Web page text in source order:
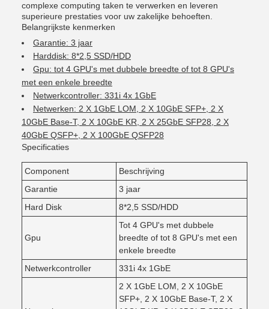
complexe computing taken te verwerken en leveren
superieure prestaties voor uw zakelijke behoeften.
Belangrijkste kenmerken
Garantie: 3 jaar
Harddisk: 8*2,5 SSD/HDD
Gpu: tot 4 GPU's met dubbele breedte of tot 8 GPU's
met een enkele breedte
Netwerkcontroller: 331i 4x 1GbE
Netwerken: 2 X 1GbE LOM, 2 X 10GbE SFP+, 2 X
10GbE Base-T, 2 X 10GbE KR, 2 X 25GbE SFP28, 2 X
40GbE QSFP+, 2 X 100GbE QSFP28
Specificaties
Component
Beschrijving
Garantie
3 jaar
Hard Disk
8*2,5 SSD/HDD
Gpu
Tot 4 GPU's met dubbele
breedte of tot 8 GPU's met een
enkele breedte
Netwerkcontroller
331i 4x 1GbE
2 X 1GbE LOM, 2 X 10GbE
SFP+, 2 X 10GbE Base-T, 2 X